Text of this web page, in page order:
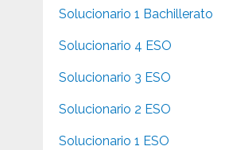
Solucionario 1 Bachillerato
Solucionario 4 ESO
Solucionario 3 ESO
Solucionario 2 ESO
Solucionario 1 ESO